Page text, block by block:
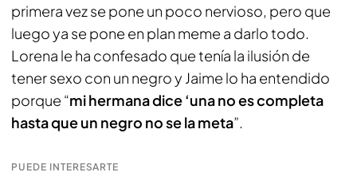
primera vez se pone un poco nervioso, pero que
luego ya se pone en plan meme a darlo todo.
Lorena le ha confesado que tenía la ilusión de
tener sexo con un negro y Jaime lo ha entendido
porque “mi hermana dice ‘una no es completa
hasta que un negro no se la meta”.
PUEDE INTERESARTE